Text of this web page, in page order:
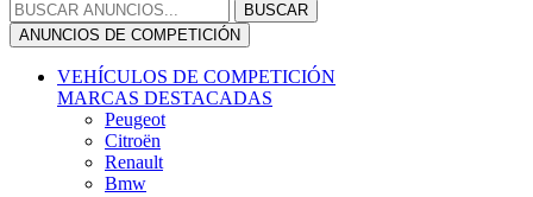
BUSCAR
ANUNCIOS DE COMPETICIÓN
VEHÍCULOS DE COMPETICIÓN
MARCAS DESTACADAS
Peugeot
Citroën
Renault
Bmw